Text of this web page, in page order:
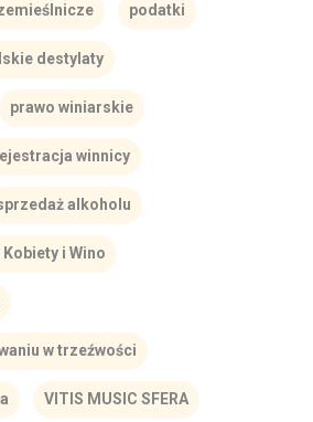
podatki
destylaty
prawo winiarskie
winnicy
alkoholu
i Wino
w trzeźwości
VITIS MUSIC SFERA